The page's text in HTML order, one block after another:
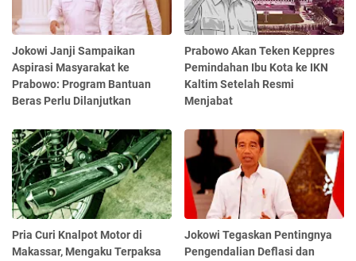
Jokowi Janji Sampaikan
Aspirasi Masyarakat ke
Prabowo: Program Bantuan
Beras Perlu Dilanjutkan
Prabowo Akan Teken Keppres
Pemindahan Ibu Kota ke IKN
Kaltim Setelah Resmi
Menjabat
Pria Curi Knalpot Motor di
Makassar, Mengaku Terpaksa
Jokowi Tegaskan Pentingnya
Pengendalian Deflasi dan